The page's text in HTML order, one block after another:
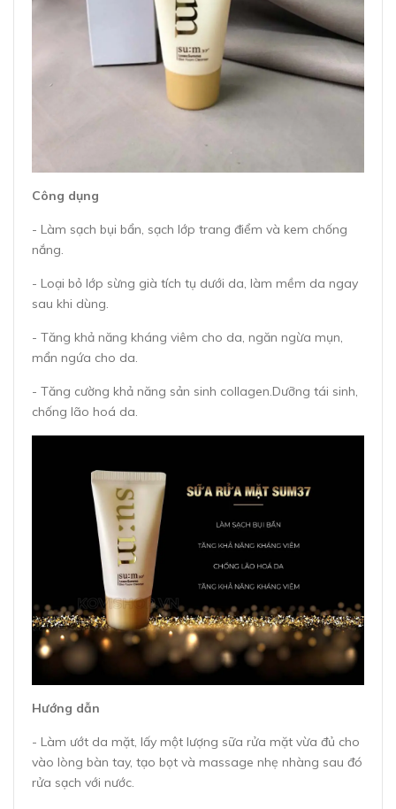
Công dụng
- Làm sạch bụi bẩn, sạch lớp trang điểm và kem chống
nắng.
- Loại bỏ lớp sừng già tích tụ dưới da, làm mềm da ngay
sau khi dùng.
- Tăng khả năng kháng viêm cho da, ngăn ngừa mụn,
mẩn ngứa cho da.
- Tăng cường khả năng sản sinh collagen.Dưỡng tái sinh,
chống lão hoá da.
Hướng dẫn
- Làm ướt da mặt, lấy một lượng sữa rửa mặt vừa đủ cho
vào lòng bàn tay, tạo bọt và massage nhẹ nhàng sau đó
rửa sạch với nước.